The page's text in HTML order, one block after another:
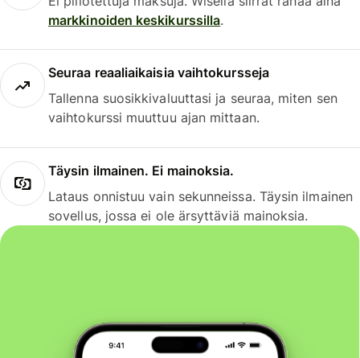
markkinoiden keskikurssilla.
Seuraa reaaliaikaisia vaihtokursseja
Tallenna suosikkivaluuttasi ja seuraa, miten sen
vaihtokurssi muuttuu ajan mittaan.
Täysin ilmainen. Ei mainoksia.
Lataus onnistuu vain sekunneissa. Täysin ilmainen
sovellus, jossa ei ole ärsyttäviä mainoksia.